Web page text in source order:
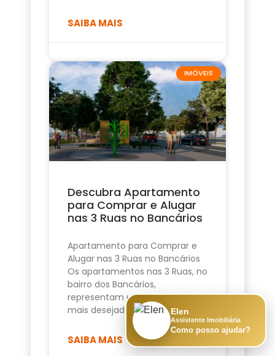
SAIBA MAIS
IMÓVEIS
Descubra Apartamento
para Comprar e Alugar
nas 3 Ruas no Bancários
Apartamento para Comprar e
Alugar nas 3 Ruas no Bancários
Os apartamentos nas 3 Ruas, no
bairro dos Bancários,
representam uma das opções
mais desejadas de
SAIBA MAIS
Elen
Assistente Imobiliária
Como posso ajudar?